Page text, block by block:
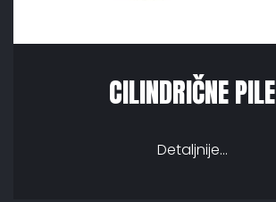
CILINDRIČNE PILE
Detaljnije...